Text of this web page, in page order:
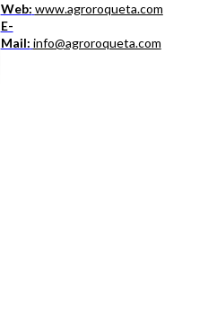
Web: www.agroroqueta.com
E-
Mail: info@agroroqueta.com